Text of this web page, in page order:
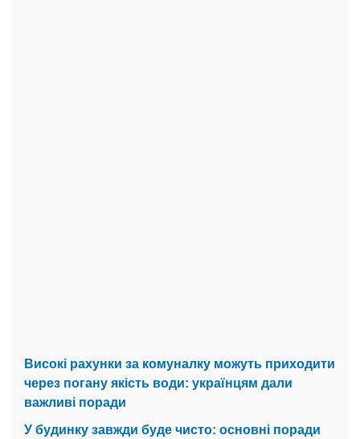
Високі рахунки за комуналку можуть приходити
через погану якість води: українцям дали
важливі поради
У будинку завжди буде чисто: основні поради